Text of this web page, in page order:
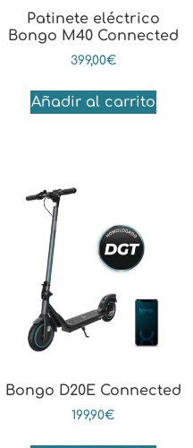
Patinete eléctrico
Bongo M40 Connected
399,00€
Añadir al carrito
Bongo D20E Connected
199,90€